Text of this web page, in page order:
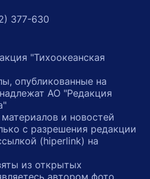
377-630
"Тихоокеанская
опубликованные на
АО "Редакция
и новостей
с разрешения редакции
(hiperlink) на
из открытых
автором фото,